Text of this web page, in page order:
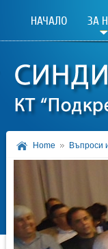
НАЧАЛО ЗА
Home Въпроси